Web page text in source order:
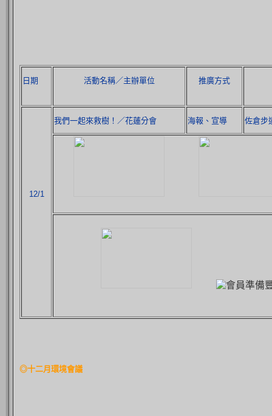
日期 活動名稱／主辦單位 推廣方式
12/1
我們一起來救樹！／花蓮分會 海報、宣導 佐倉步
◎十二月環境會議